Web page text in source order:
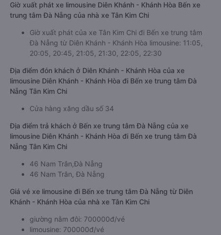
Giờ xuất phát xe limousine Diên Khánh - Khánh Hòa Bến xe
trung tâm Đà Nẵng của nhà xe Tân Kim Chi
Giờ xuất phát của xe Tân Kim Chi đi Bến xe trung tâm
Đà Nẵng từ Diên Khánh - Khánh Hòa limousine: 11:05,
20:05, 20:45, 21:05, 21:30, 22:05, 22:30
Địa điểm đón khách ở Diên Khánh - Khánh Hòa của xe
limousine Diên Khánh - Khánh Hòa đi Bến xe trung tâm Đà
Nẵng Tân Kim Chi
Cửa hàng xăng dầu số 34
Địa điểm trả khách ở Bến xe trung tâm Đà Nẵng của xe
limousine Diên Khánh - Khánh Hòa đi Bến xe trung tâm Đà
Nẵng Tân Kim Chi
46 Nam Trân,Đà Nẵng
46 Nam Trân, Đà Nẵng
Giá vé xe limousine đi Bến xe trung tâm Đà Nẵng từ Diên
Khánh - Khánh Hòa của nhà xe Tân Kim Chi
giường nằm đôi: 700000đ/vé
limousine: 700000đ/vé